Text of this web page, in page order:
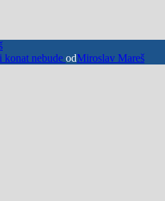
konat nebude odMiroslav Mareš